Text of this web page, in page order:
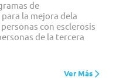
de
la mejora dela
con esclerosis
de la tercera
Ver Más